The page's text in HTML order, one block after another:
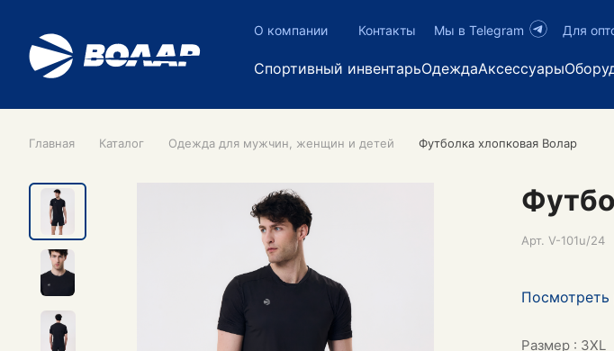
О компании Контакты Мы в Telegram Для
Спортивный инвентарьОдеждаАксессуары
Главная Каталог Одежда для мужчин, женщин и детей Футболка хлопковая Волар
Арт. V-101u/24
Посмотреть
Размер : 3XL